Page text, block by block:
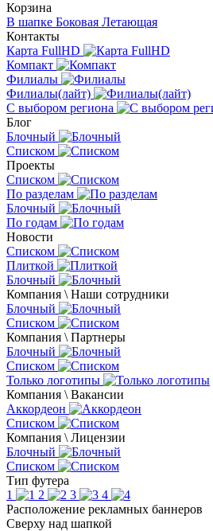
Корзина
В шапке Боковая Летающая
Контакты
Карта FullHD
Компакт
Филиалы
Филиалы(лайт)
С выбором региона
Блог
Блочный
Списком
Проекты
Списком
По разделам
Блочный
По годам
Новости
Списком
Плиткой
Блочный
Компания \ Наши сотрудники
Блочный
Списком
Компания \ Партнеры
Блочный
Списком
Только логотипы
Компания \ Вакансии
Аккордеон
Списком
Компания \ Лицензии
Блочный
Списком
Тип футера
1
2 3
4
Расположение рекламных баннеров
Сверху над шапкой